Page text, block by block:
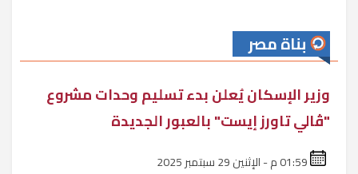
بناة مصر
وزير الإسكان يُعلن بدء تسليم وحدات مشروع
"ڤالي تاورز إيست" بالعبور الجديدة